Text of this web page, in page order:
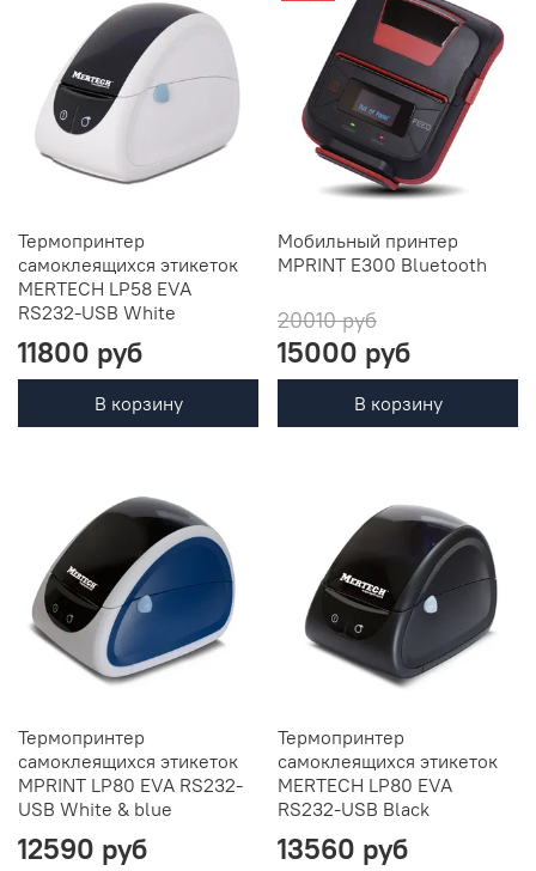
Термопринтер
самоклеящихся этикеток
MERTECH LP58 EVA
RS232-USB White
11800 руб
В корзину
Мобильный принтер
MPRINT E300 Bluetooth
20010 руб
15000 руб
В корзину
Термопринтер
самоклеящихся этикеток
MPRINT LP80 EVA RS232-
USB White & blue
12590 руб
Термопринтер
самоклеящихся этикеток
MERTECH LP80 EVA
RS232-USB Black
13560 руб